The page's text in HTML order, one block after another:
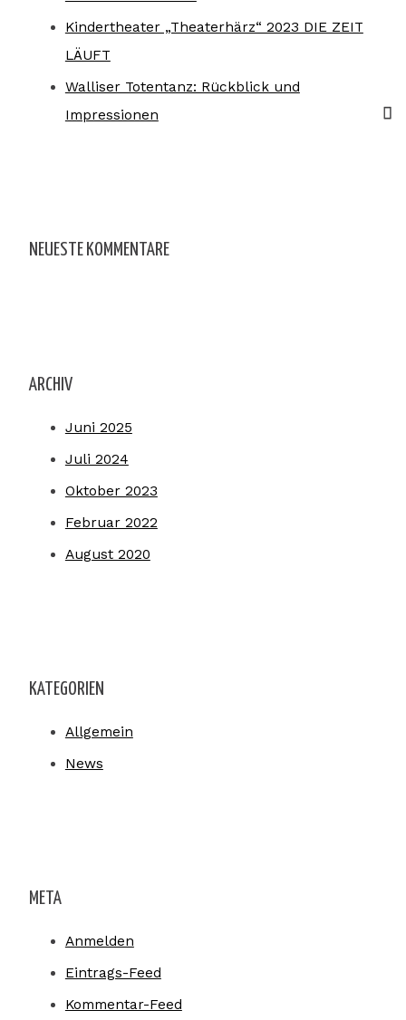
Kindertheater „Theaterhärz“ 2023 DIE ZEIT
LÄUFT
Walliser Totentanz: Rückblick und
Impressionen
NEUESTE KOMMENTARE
ARCHIV
Juni 2025
Juli 2024
Oktober 2023
Februar 2022
August 2020
KATEGORIEN
Allgemein
News
META
Anmelden
Eintrags-Feed
Kommentar-Feed